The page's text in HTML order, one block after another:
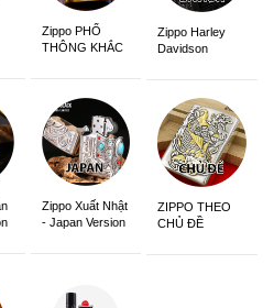
Zippo PHỔ
THÔNG KHẮC
Zippo Harley
Davidson
Zippo Xuất Nhật
- Japan Version
ZIPPO THEO
CHỦ ĐỀ